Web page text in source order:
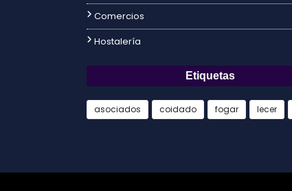
Comercios
Hostalería
Etiquetas
asociados coidado fogar lecer